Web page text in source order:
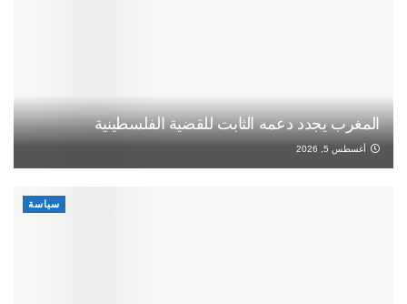
المغرب يجدد دعمه الثابت للقضية الفلسطينية
أغسطس 5, 2026
سياسة